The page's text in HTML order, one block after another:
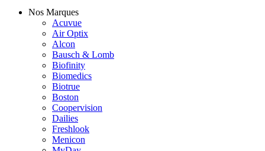
Nos Marques
Acuvue
Air Optix
Alcon
Bausch & Lomb
Biofinity
Biomedics
Biotrue
Boston
Coopervision
Dailies
Freshlook
Menicon